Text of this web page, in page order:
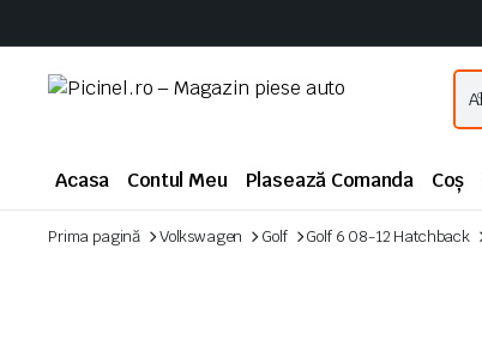
Acasa Contul Meu Plasează Comanda Coș
Prima pagină Volkswagen Golf Golf 6 08-12 Hatchback